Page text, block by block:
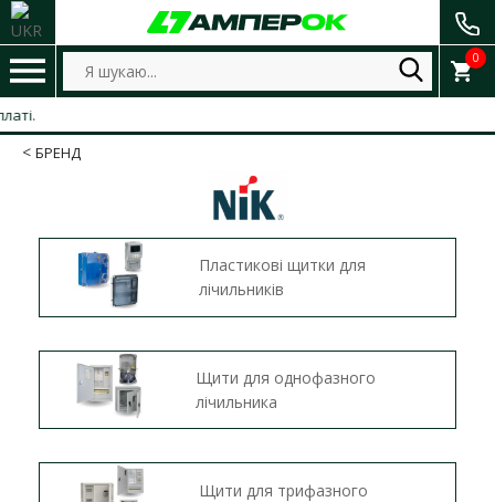
0
БРЕНД
Пластикові щитки для
лічильників
Щити для однофазного
лічильника
Щити для трифазного